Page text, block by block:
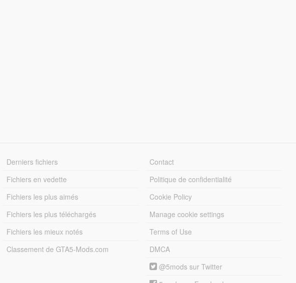
Derniers fichiers
Fichiers en vedette
Fichiers les plus aimés
Fichiers les plus téléchargés
Fichiers les mieux notés
Classement de GTA5-Mods.com
Contact
Politique de confidentialité
Cookie Policy
Manage cookie settings
Terms of Use
DMCA
@5mods sur Twitter